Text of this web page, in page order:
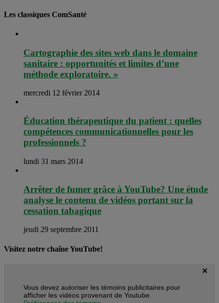
Les classiques ComSanté
Cartographie des sites web dans le domaine
sanitaire : opportunités et limites d’une
méthode exploratoire. »
mercredi 12 février 2014
Éducation thérapeutique du patient : quelles
compétences communicationnelles pour les
professionnels ?
lundi 31 mars 2014
Arrêter de fumer grâce à YouTube? Une étude
analyse le contenu de vidéos portant sur la
cessation tabagique
jeudi 29 septembre 2011
Visitez notre chaîne YouTube!
Vous devez autoriser les témoins publicitaires pour
afficher les vidéos provenant de Youtube.